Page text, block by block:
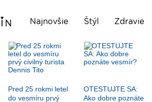
Najnovšie Štýl Zdravie
Pred 25 rokmi letel
do vesmíru prvý
OTESTUJTE SA:
Ako dobre poznáte